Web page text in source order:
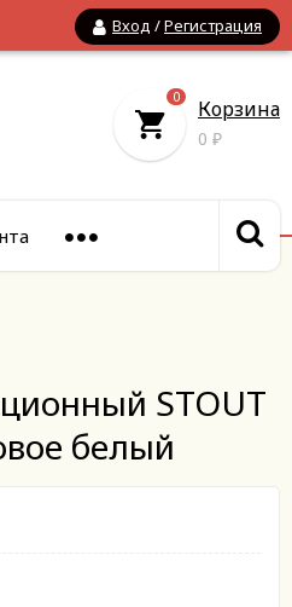
Вход /Регистрация
0 Корзина
0 ₽
STOUT
белый